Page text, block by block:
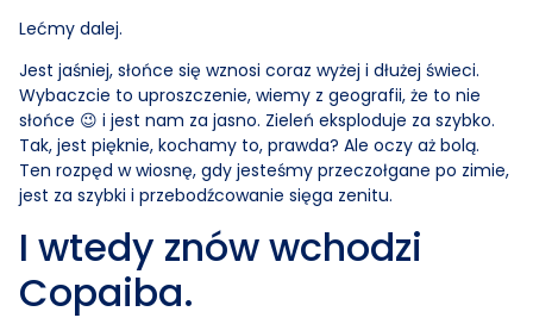
Lećmy dalej.
Jest jaśniej, słońce się wznosi coraz wyżej i dłużej świeci.
Wybaczcie to uproszczenie, wiemy z geografii, że to nie
słońce 😉 i jest nam za jasno. Zieleń eksploduje za szybko.
Tak, jest pięknie, kochamy to, prawda? Ale oczy aż bolą.
Ten rozpęd w wiosnę, gdy jesteśmy przeczołgane po zimie,
jest za szybki i przebodźcowanie sięga zenitu.
I wtedy znów wchodzi
Copaiba.